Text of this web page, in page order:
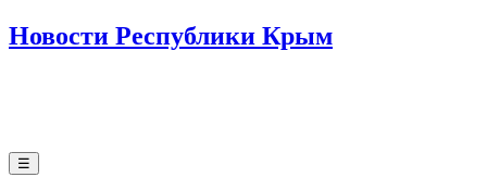
Новости Республики Крым
☰